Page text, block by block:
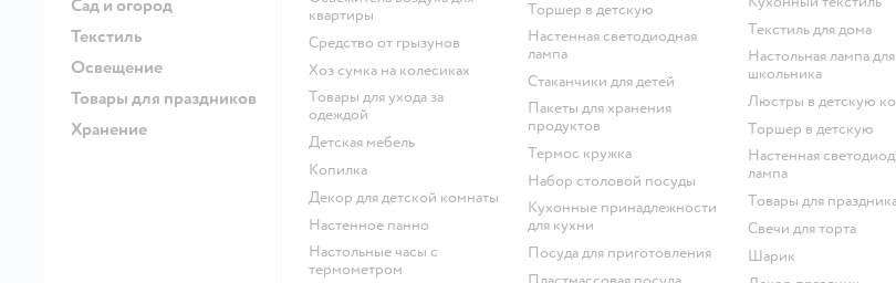
Сад и огород
Текстиль
Освещение
Товары для праздников
Хранение
квартиры
средство от грызунов
хоз сумка на колесиках
Товары для ухода за
одеждой
Детская мебель
Копилка
Декор для детской комнаты
Настенное панно
Настольные часы с
термометром
Торшер в детскую
Настенная светодиодная
лампа
Стаканчики для детей
Пакеты для хранения
продуктов
Термос кружка
Набор столовой посуды
Кухонные принадлежности
для кухни
Посуда для приготовления
Текстиль для дома
Настольная лампа для
школьника
Люстры в детскую
Торшер в детскую
Настенная светодиодная
лампа
Товары для
Свечи для торта
Шарик